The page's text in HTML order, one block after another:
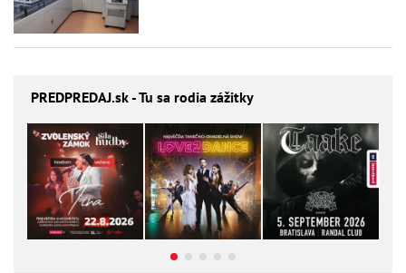
PREDPREDAJ.sk - Tu sa rodia zážitky